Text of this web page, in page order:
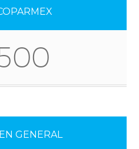
GENERAL